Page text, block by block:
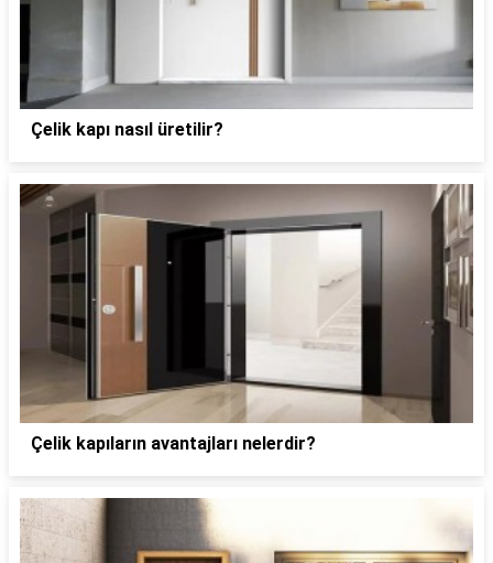
Çelik kapı nasıl üretilir?
Çelik kapıların avantajları nelerdir?